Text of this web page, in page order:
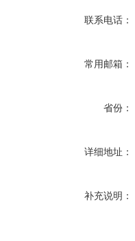
联系电话：
常用邮箱：
省份：
详细地址：
补充说明：